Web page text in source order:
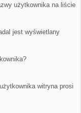
użytkownika na liście
jest wyświetlany
witryna prosi